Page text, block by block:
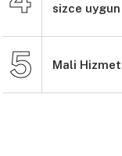
sizce
Mali